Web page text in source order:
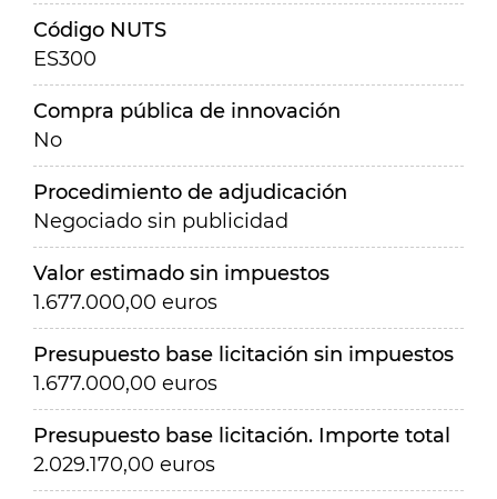
Código NUTS
ES300
Compra pública de innovación
No
Procedimiento de adjudicación
Negociado sin publicidad
Valor estimado sin impuestos
1.677.000,00 euros
Presupuesto base licitación sin impuestos
1.677.000,00 euros
Presupuesto base licitación. Importe total
2.029.170,00 euros